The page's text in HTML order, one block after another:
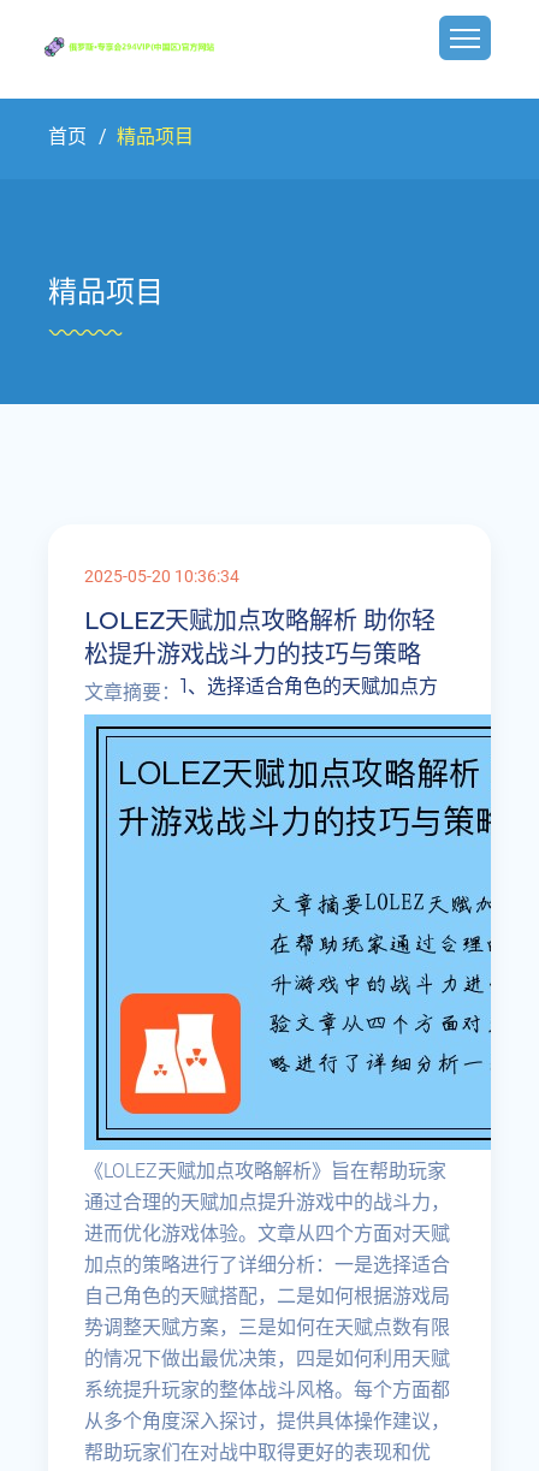
首页 精品项目
精品项目
2025-05-20 10:36:34
LOLEZ天赋加点攻略解析 助你轻
松提升游戏战斗力的技巧与策略
文章摘要：
《LOLEZ天赋加点攻略解析》旨在帮助玩家
通过合理的天赋加点提升游戏中的战斗力，
进而优化游戏体验。文章从四个方面对天赋
加点的策略进行了详细分析：一是选择适合
自己角色的天赋搭配，二是如何根据游戏局
势调整天赋方案，三是如何在天赋点数有限
的情况下做出最优决策，四是如何利用天赋
系统提升玩家的整体战斗风格。每个方面都
从多个角度深入探讨，提供具体操作建议，
帮助玩家们在对战中取得更好的表现和优
1、选择适合角色的天赋加点方